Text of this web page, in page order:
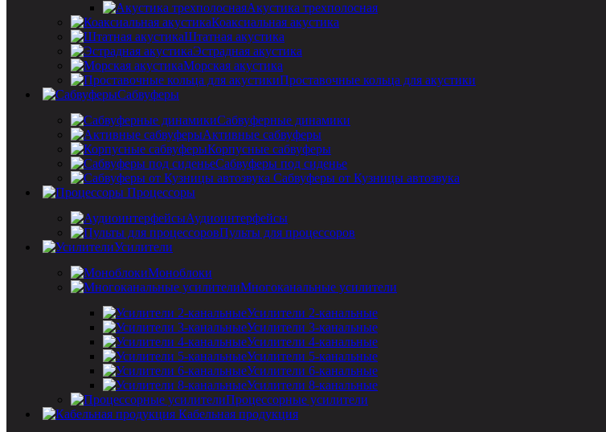
Акустика трехполосная
Коаксиальная акустика
Штатная акустика
Эстрадная акустика
Морская акустика
Проставочные кольца для акустики
Сабвуферы
Сабвуферные динамики
Активные сабвуферы
Корпусные сабвуферы
Сабвуферы под сиденье
Сабвуферы от Кузницы автозвука
Процессоры
Аудиоинтерфейсы
Пульты для процессоров
Усилители
Моноблоки
Многоканальные усилители
Усилители 2-канальные
Усилители 3-канальные
Усилители 4-канальные
Усилители 5-канальные
Усилители 6-канальные
Усилители 8-канальные
Процессорные усилители
Кабельная продукция